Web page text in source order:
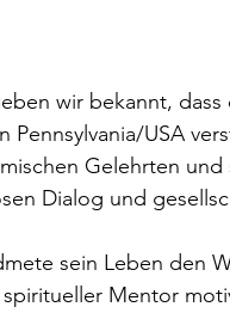
wir bekannt,
Pennsylvania/USA
Gelehrten
Dialog und
sein Leben den
Mentor